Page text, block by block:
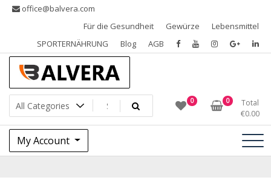
Skip
office@balvera.com
Für die Gesundheit
Gewürze
Lebensmittel
SPORTERNÄHRUNG
Blog AGB
Gewürze Balvera
Gewürze, Trockenfrüchte, Nüsse und Samen, SPORTERNÄHRUNG
0 0
Total
€0.00
My Account